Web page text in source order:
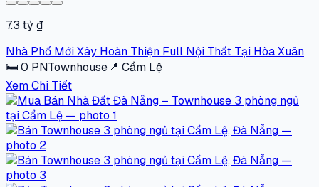
7.3 tỷ ₫
Nhà Phố Mới Xây Hoàn Thiện Full Nội Thất Tại Hòa Xuân
🛏0 PNTownhouse📍 Cẩm Lệ
Xem Chi Tiết